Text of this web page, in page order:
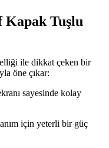
Kapak Tuşlu
ile dikkat çeken bir
öne çıkar:
sayesinde kolay
için yeterli bir güç